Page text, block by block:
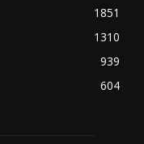
1851
1310
939
604